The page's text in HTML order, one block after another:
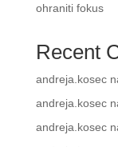
ohraniti fokus
Recent
andreja.kosec
andreja.kosec
andreja.kosec